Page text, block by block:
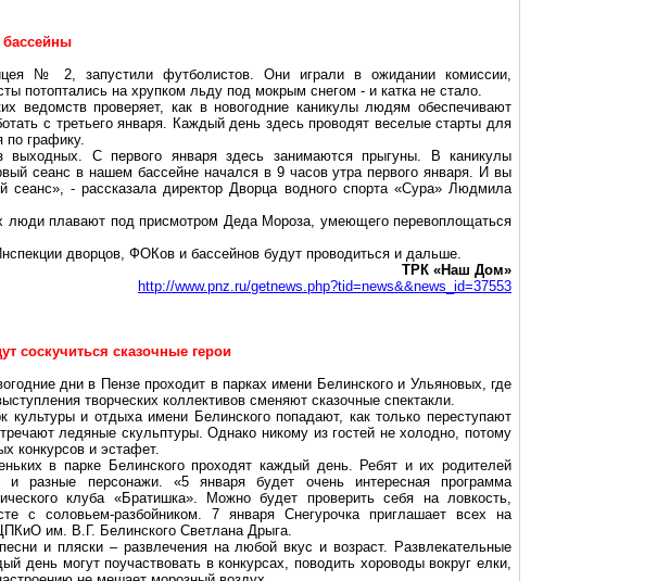
бассейны
№ 2, запустили футболистов. Они играли в ожидании комиссии,
потоптались на хрупком льду под мокрым снегом - и катка не стало.
ведомств проверяет, как в новогодние каникулы людям обеспечивают
с третьего января. Каждый день здесь проводят веселые старты для
по графику.
выходных. С первого января здесь занимаются прыгуны. В каникулы
сеанс в нашем бассейне начался в 9 часов утра первого января. И вы
- рассказала директор Дворца водного спорта «Сура» Людмила
люди плавают под присмотром Деда Мороза, умеющего перевоплощаться
дворцов, ФОКов и бассейнов будут проводиться и дальше.
ТРК «Наш Дом»
http://www.pnz.ru/getnews.php?tid=news&&news_id=37553
соскучиться сказочные герои
дни в Пензе проходит в парках имени Белинского и Ульяновых, где
творческих коллективов сменяют сказочные спектакли.
и отдыха имени Белинского попадают, как только переступают
ледяные скульптуры. Однако никому из гостей не холодно, потому
конкурсов и эстафет.
в парке Белинского проходят каждый день. Ребят и их родителей
и разные персонажи. «5 января будет очень интересная программа
клуба «Братишка». Можно будет проверить себя на ловкость,
с соловьем-разбойником. 7 января Снегурочка приглашает всех на
им. В.Г. Белинского Светлана Дрыга.
и пляски – развлечения на любой вкус и возраст. Развлекательные
могут поучаствовать в конкурсах, поводить хороводы вокруг елки,